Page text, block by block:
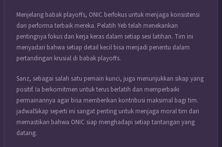
Menjelang babak playoffs, ONIC berfokus untuk menjaga konsistensi
dan performa terbaik mereka. Pelatih Yeb telah menekankan
pentingnya fokus dan kerja keras dalam setiap sesi latihan. Tim ini
menyadari bahwa setiap detail kecil bisa menjadi penentu dalam
pertandingan krusial di babak playoffs.
Sanz, sebagai salah satu pemain kunci, juga menunjukkan sikap yang
positif. Ia berkomitmen untuk terus berlatih dan memperbaiki
permainannya agar bisa memberikan kontribusi maksimal bagi tim.
jadwalSikap seperti ini sangat penting untuk menjaga moral tim dan
memastikan bahwa ONIC siap menghadapi setiap tantangan yang
datang.